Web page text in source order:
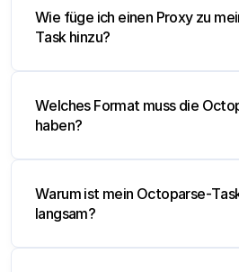
Wie füge ich einen Proxy zu
Task hinzu?
Welches Format muss die
haben?
Warum ist mein Octoparse-
langsam?